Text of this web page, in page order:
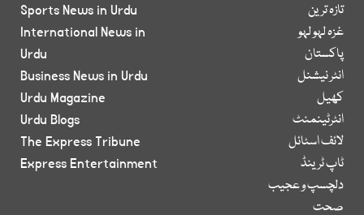
تازہ ترین
غزہ لہو لہو
پاکستان
انٹر نیشنل
کھیل
انٹرٹینمنٹ
لائف اسٹائل
ٹاپ ٹرینڈ
دلچسپ و عجیب
صحت
Sports News in Urdu
International News in
Urdu
Business News in Urdu
Urdu Magazine
Urdu Blogs
The Express Tribune
Express Entertainment